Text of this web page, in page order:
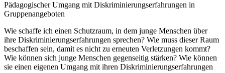
Pädagogischer Umgang mit Diskriminierungserfahrungen in
Gruppenangeboten
Wie schaffe ich einen Schutzraum, in dem junge Menschen über
ihre Diskriminierungser­fahrungen sprechen? Wie muss dieser Raum
beschaffen sein, damit es nicht zu erneuten Verletzungen kommt?
Wie können sich junge Menschen gegenseitig stärken? Wie können
sie einen eigenen Umgang mit ihren Diskriminierungserfahrungen